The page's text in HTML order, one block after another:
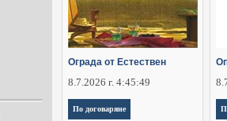
Ограда от Естествен
8.7.2026 г. 4:45:49
По договаряне